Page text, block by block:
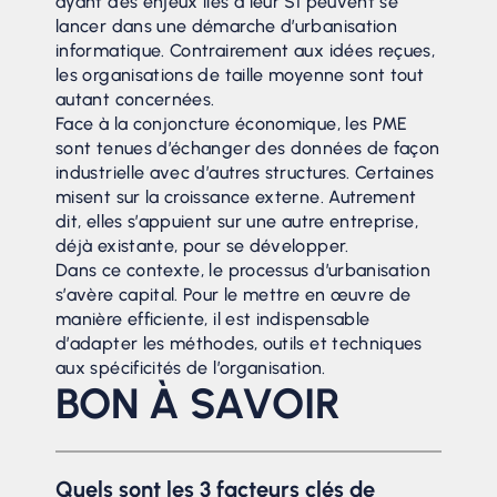
lancer dans une démarche d’urbanisation
informatique. Contrairement aux idées reçues,
les organisations de taille moyenne sont tout
autant concernées.
Face à la conjoncture économique, les PME
sont tenues d’échanger des données de façon
industrielle avec d’autres structures. Certaines
misent sur la croissance externe. Autrement
dit, elles s’appuient sur une autre entreprise,
déjà existante, pour se développer.
Dans ce contexte, le processus d’urbanisation
s’avère capital. Pour le mettre en œuvre de
manière efficiente, il est indispensable
d’adapter les méthodes, outils et techniques
aux spécificités de l’organisation.
BON À SAVOIR
Quels sont les 3 facteurs clés de